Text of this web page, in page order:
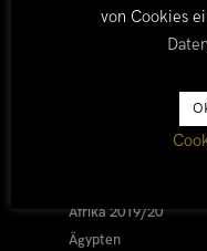
Afrika 2019/20
Ägypten
von Cookies